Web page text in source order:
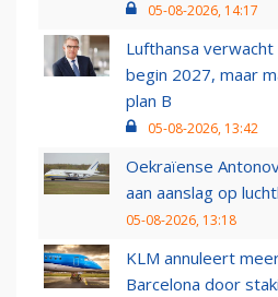
05-08-2026, 14:17
Lufthansa
begin 2027, maar
plan B
05-08-2026, 13:42
Oekraïense
aan aanslag op
05-08-2026, 13:18
KLM annuleert
Barcelona door